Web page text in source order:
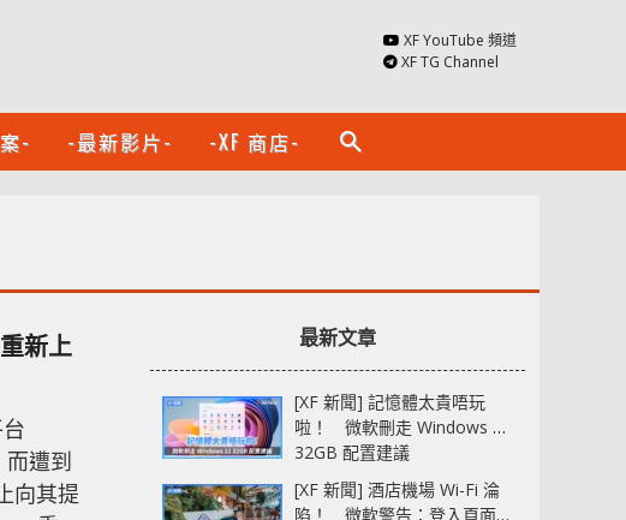
XF YouTube 頻道
XF TG Channel
- -最新影片- -XF 商店- search
新上
遭到
向其提
最新文章
[XF 新聞] 記憶體太貴唔玩
啦！ 微軟刪走 Windows 11
32GB 配置建議
[XF 新聞] 酒店機場 Wi-Fi 淪
陷！ 微軟警告：登入頁面可